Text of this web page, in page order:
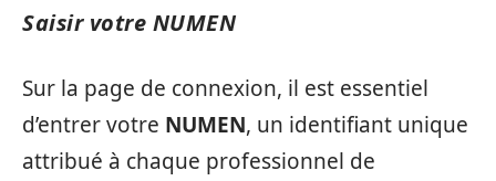
Saisir votre NUMEN
Sur la page de connexion, il est essentiel
d’entrer votre NUMEN, un identifiant unique
attribué à chaque professionnel de